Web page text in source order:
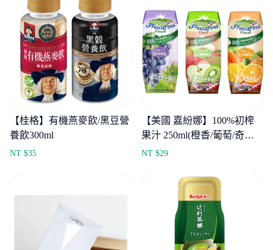
【桂格】有機燕麥飲/黑豆營
養飲300ml
NT $35
【美國 嘉紛娜】100%初榨
果汁 250ml(橙香/葡萄/奇異
果)
NT $29